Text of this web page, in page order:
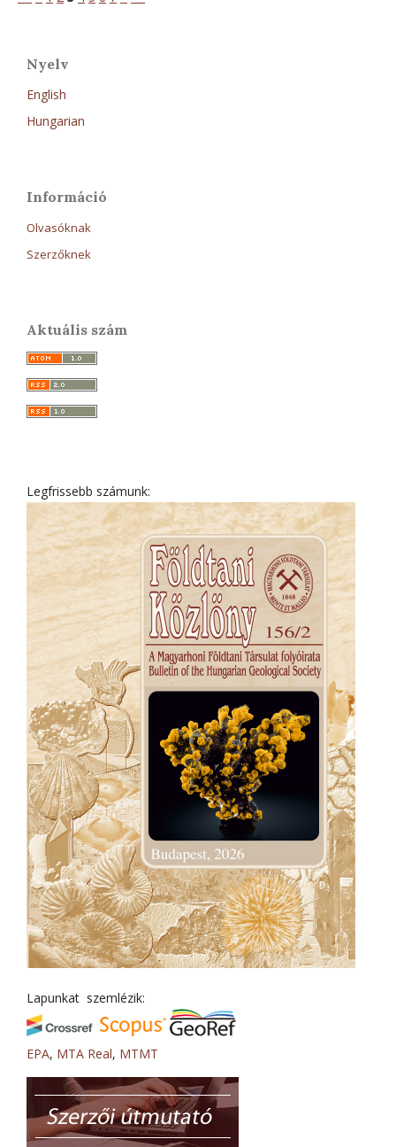
Nyelv
English
Hungarian
Információ
Olvasóknak
Szerzőknek
Aktuális szám
Legfrissebb számunk:
Lapunkat szemlézik:
EPA, MTA Real, MTMT